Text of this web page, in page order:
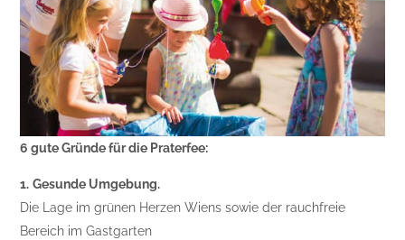
6 gute Gründe für die Praterfee:
1. Gesunde Umgebung.
Die Lage im grünen Herzen Wiens sowie der rauchfreie
Bereich im Gastgarten